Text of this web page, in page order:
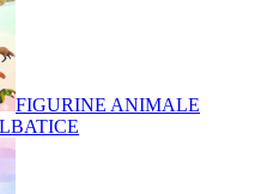
FIGURINE ANIMALE